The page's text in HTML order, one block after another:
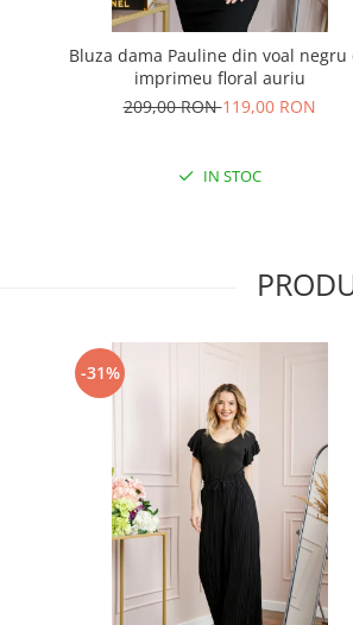
Bluza dama Pauline din voal negru
imprimeu floral auriu
209,00 RON119,00 RON
IN STOC
-31%